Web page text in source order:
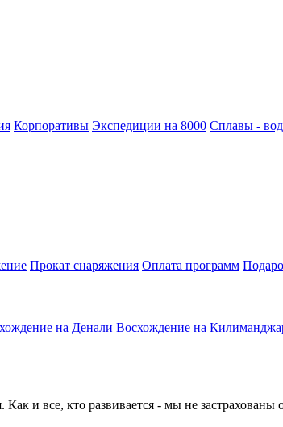
Корпоративы Экспедиции на 8000 Сплавы -
Прокат снаряжения Оплата программ
на Денали Восхождение на
и все, кто развивается - мы не